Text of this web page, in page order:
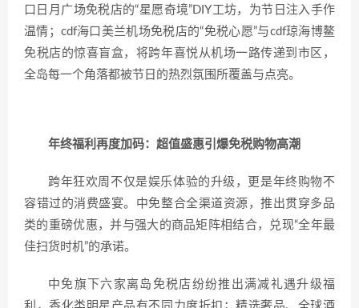
口日月广场免税店的“星愿奇境”DIY工坊，为节日注入手作
温情；cdf海口美兰机场免税店的“免税心愿”与cdf琼海博鳌
免税店的惊喜盲盒，将跨年喜悦从机场一路传递到市区，
全岛每一个角落都被节日的热烈氛围所覆盖与点亮。
年终福利 再度加码： 超值盛惠引爆免税购物高潮
跨年狂欢周不仅是娱乐体验的升级，更是年终购物不
容错过的消费盛宴。中免整合全渠道资源，推出贯穿多品
类的重磅优惠，并与强大的商品矩阵相结合，兑现“全年最
佳扫货时机”的承诺。
中免旗下六家离岛免税店纷纷推出满减礼遇升级福